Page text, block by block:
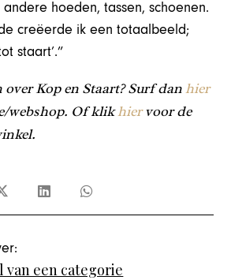
hoeden, tassen, schoenen.
creëerde ik een totaalbeeld;
staart’.”
over Kop en Staart? Surf danhier
webshop. Of klikhiervoor de
van een categorie